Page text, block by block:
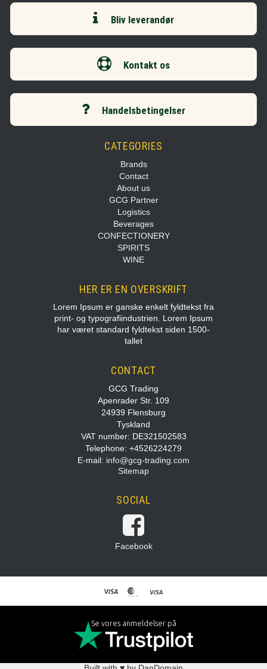
Bliv leverandør
Kontakt os
Handelsbetingelser
CATEGORIES
Brands
Contact
About us
GCG Partner
Logistics
Beverages
CONFECTIONERY
SPIRITS
WINE
HER ER EN OVERSKRIFT
Lorem Ipsum er ganske enkelt fyldtekst fra
print- og typografiindustrien. Lorem Ipsum
har været standard fyldtekst siden 1500-
tallet
CONTACT
GCG Trading
Apenrader Str. 109
24939 Flensburg
Tyskland
VAT number: DE321502583
Telephone: +4526224279
E-mail: info@gcg-trading.com
Sitemap
SOCIAL
Facebook
Se vores anmeldelser på